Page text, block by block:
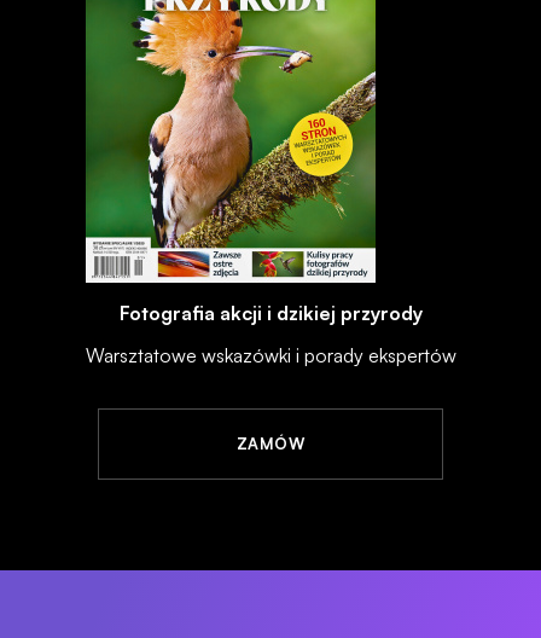
Fotografia akcji i dzikiej przyrody
Warsztatowe wskazówki i porady ekspertów
ZAMÓW